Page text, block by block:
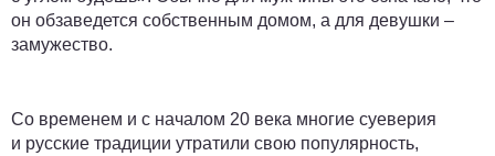
он обзаведется собственным домом, а для девушки –
замужество.
Со временем и с началом 20 века многие суеверия
и русские традиции утратили свою популярность,